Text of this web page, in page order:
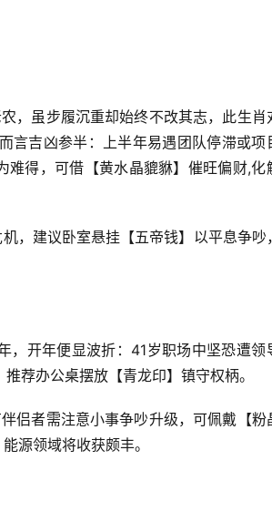
，虽步履沉重却始终不改其志，此生肖
言吉凶参半：上半年易遇团队停滞或项
难得，可借【黄水晶貔貅】催旺偏财,化
，建议卧室悬挂【五帝钱】以平息争吵
，开年便显波折：41岁职场中坚恐遭领
荐办公桌摆放【青龙印】镇守权柄。
侣者需注意小事争吵升级，可佩戴【粉
源领域将收获颇丰。